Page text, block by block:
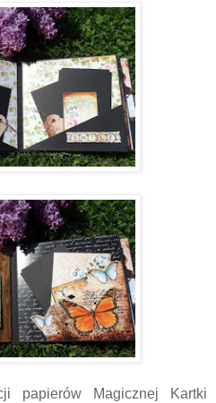
papierów Magicznej Kartki